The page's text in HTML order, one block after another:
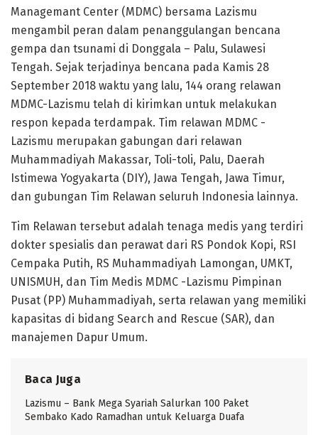
Managemant Center (MDMC) bersama Lazismu
mengambil peran dalam penanggulangan bencana
gempa dan tsunami di Donggala – Palu, Sulawesi
Tengah. Sejak terjadinya bencana pada Kamis 28
September 2018 waktu yang lalu, 144 orang relawan
MDMC-Lazismu telah di kirimkan untuk melakukan
respon kepada terdampak. Tim relawan MDMC -
Lazismu merupakan gabungan dari relawan
Muhammadiyah Makassar, Toli-toli, Palu, Daerah
Istimewa Yogyakarta (DIY), Jawa Tengah, Jawa Timur,
dan gubungan Tim Relawan seluruh Indonesia lainnya.
Tim Relawan tersebut adalah tenaga medis yang terdiri
dokter spesialis dan perawat dari RS Pondok Kopi, RSI
Cempaka Putih, RS Muhammadiyah Lamongan, UMKT,
UNISMUH, dan Tim Medis MDMC -Lazismu Pimpinan
Pusat (PP) Muhammadiyah, serta relawan yang memiliki
kapasitas di bidang Search and Rescue (SAR), dan
manajemen Dapur Umum.
Baca Juga
Lazismu – Bank Mega Syariah Salurkan 100 Paket
Sembako Kado Ramadhan untuk Keluarga Duafa